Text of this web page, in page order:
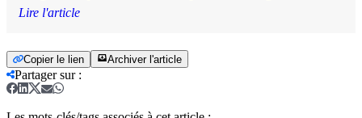
Lire l'article
Copier le lien Archiver l'article
Partager sur: